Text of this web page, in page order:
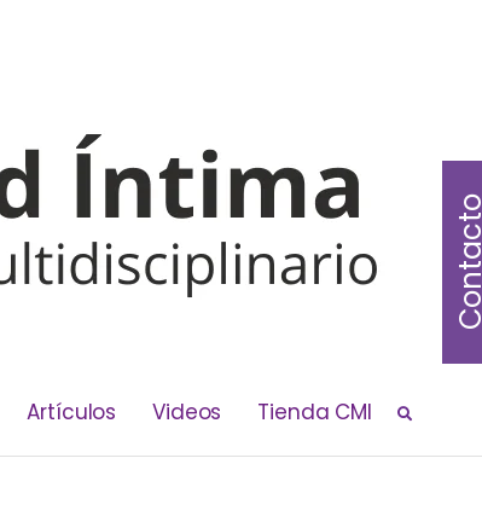
Artículos Videos Tienda CMI